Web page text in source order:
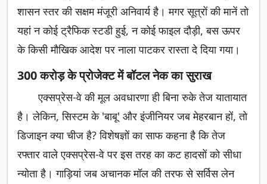
शासन स्तर की सक्षम मंजूरी अनिवार्य है। मगर सूत्रों की मानें तो
यहां न कोई ट्रैफिक स्टडी हुई, न कोई फाइल दौड़ी, बस ऊपर
के किसी मौखिक आदेश पर नाला पाटकर रास्ता दे दिया गया।
300 करोड़ के प्रोजेक्ट में बॉटल नेक का सुराख
एक्सप्रेस-वे की मूल अवधारणा ही बिना रुके तेज यातायात
है। लेकिन, सिस्टम के 'बाबू' और इंजीनियर जब मेहरबान हों, तो
डिजाइन क्या चीज है? विशेषज्ञों का साफ कहना है कि तेज
रफ्तार वाले एक्सप्रेस-वे पर इस तरह का कट हादसों को सीधा
न्योता है। गाड़ियां जब अचानक मॉल की तरफ से सर्विस लेन